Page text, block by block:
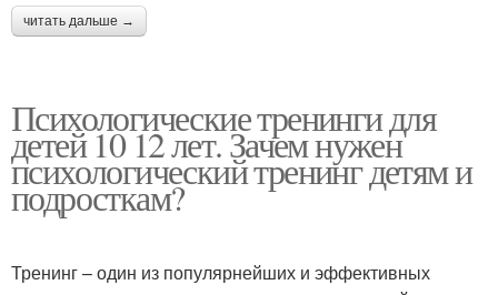
читать дальше →
Психологические тренинги для
детей 10 12 лет. Зачем нужен
психологический тренинг детям и
подросткам?
Тренинг – один из популярнейших и эффективных